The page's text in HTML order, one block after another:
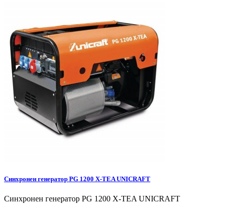
Синхронен генератор PG 1200 X-TEA UNICRAFT
Синхронен генератор PG 1200 X-TEA UNICRAFT